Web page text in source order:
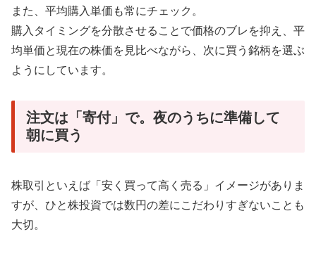
また、平均購入単価も常にチェック。
購入タイミングを分散させることで価格のブレを抑え、平
均単価と現在の株価を見比べながら、次に買う銘柄を選ぶ
ようにしています。
注文は「寄付」で。夜のうちに準備して
朝に買う
株取引といえば「安く買って高く売る」イメージがありま
すが、ひと株投資では数円の差にこだわりすぎないことも
大切。